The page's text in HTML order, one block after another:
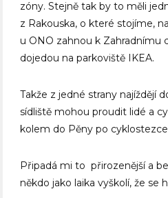
zóny. Stejně tak by to měli
z Rakouska, o které stojíme,
u ONO zahnou k Zahradnímu
dojedou na parkoviště IKEA.
Takže z jedné strany najíždějí
sídliště mohou proudit lidé a
kolem do Pěny po
Připadá mi to přirozenější a
někdo jako laika vyškolí, že se